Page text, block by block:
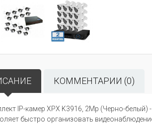
КОММЕНТАРИИ (0)
IP-камер XPX K3916, 2Мр (Черно-белый)
быстро организовать